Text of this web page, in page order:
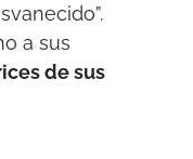
a sus
de sus